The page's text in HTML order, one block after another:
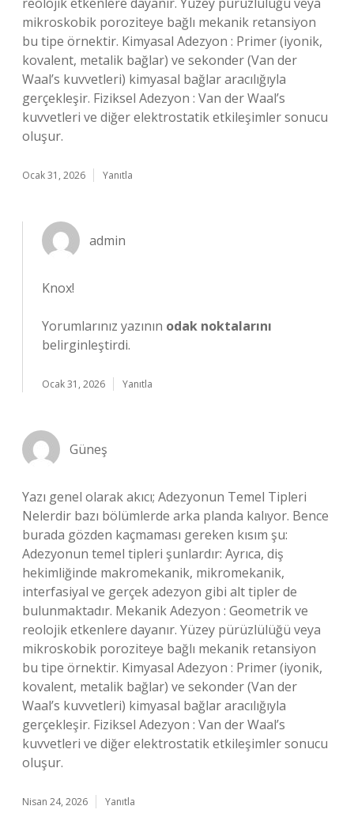
mikroskobik poroziteye bağlı mekanik retansiyon
bu tipe örnektir. Kimyasal Adezyon : Primer (iyonik,
kovalent, metalik bağlar) ve sekonder (Van der
Waal’s kuvvetleri) kimyasal bağlar aracılığıyla
gerçekleşir. Fiziksel Adezyon : Van der Waal’s
kuvvetleri ve diğer elektrostatik etkileşimler sonucu
oluşur.
Ocak 31, 2026 Yanıtla
admin
Knox!
Yorumlarınız yazının odak noktalarını
belirginleştirdi.
Ocak 31, 2026 Yanıtla
Güneş
Yazı genel olarak akıcı; Adezyonun Temel Tipleri
Nelerdir bazı bölümlerde arka planda kalıyor. Bence
burada gözden kaçmaması gereken kısım şu:
Adezyonun temel tipleri şunlardır: Ayrıca, diş
hekimliğinde makromekanik, mikromekanik,
interfasiyal ve gerçek adezyon gibi alt tipler de
bulunmaktadır. Mekanik Adezyon : Geometrik ve
reolojik etkenlere dayanır. Yüzey pürüzlülüğü veya
mikroskobik poroziteye bağlı mekanik retansiyon
bu tipe örnektir. Kimyasal Adezyon : Primer (iyonik,
kovalent, metalik bağlar) ve sekonder (Van der
Waal’s kuvvetleri) kimyasal bağlar aracılığıyla
gerçekleşir. Fiziksel Adezyon : Van der Waal’s
kuvvetleri ve diğer elektrostatik etkileşimler sonucu
oluşur.
Nisan 24, 2026 Yanıtla